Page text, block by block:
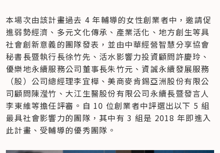
本場次由該計畫過去 4 年輔導的女性創業者中，邀請促
進弱勢經濟、多元文化傳承、產業活化、地方創生等具
社會創新意義的團隊發表，並由中華經營智慧分享協會
秘書長暨執行長徐竹先、活水影響力投資顧問許慶玲、
優樂地永續服務公司董事長朱竹元、資誠永續發展服務
（股）公司總經理李宜樺、美商麥肯錫亞洲股份有限公
司顧問陳瀅竹、大江生醫股份有限公司永續長暨發言人
李東維等擔任評審。自 10 位創業者中評選出以下 5 組
最具社會影響力的團隊，其中有 3 組是 2018 年即進入
此計畫、受輔導的優秀團隊。